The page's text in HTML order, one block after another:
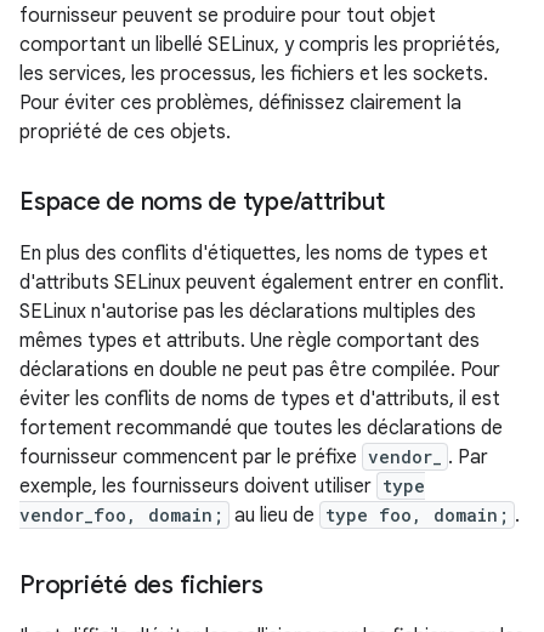
fournisseur peuvent se produire pour tout objet
comportant un libellé SELinux, y compris les propriétés,
les services, les processus, les fichiers et les sockets.
Pour éviter ces problèmes, définissez clairement la
propriété de ces objets.
Espace de noms de type/attribut
En plus des conflits d'étiquettes, les noms de types et
d'attributs SELinux peuvent également entrer en conflit.
SELinux n'autorise pas les déclarations multiples des
mêmes types et attributs. Une règle comportant des
déclarations en double ne peut pas être compilée. Pour
éviter les conflits de noms de types et d'attributs, il est
fortement recommandé que toutes les déclarations de
fournisseur commencent par le préfixe vendor_
. Par
exemple, les fournisseurs doivent utiliser type
vendor_foo, domain;
au lieu de type foo, domain; .
Propriété des fichiers